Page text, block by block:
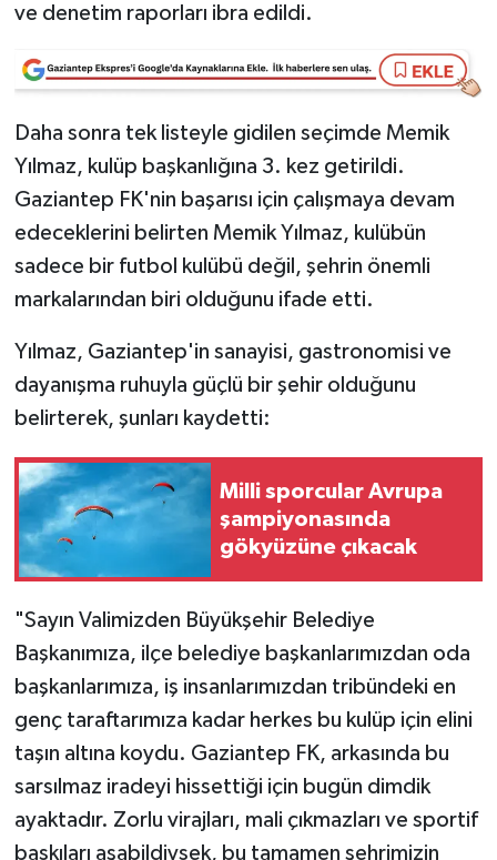
ve denetim raporları ibra edildi.
Daha sonra tek listeyle gidilen seçimde Memik
Yılmaz, kulüp başkanlığına 3. kez getirildi.
Gaziantep FK'nin başarısı için çalışmaya devam
edeceklerini belirten Memik Yılmaz, kulübün
sadece bir futbol kulübü değil, şehrin önemli
markalarından biri olduğunu ifade etti.
Yılmaz, Gaziantep'in sanayisi, gastronomisi ve
dayanışma ruhuyla güçlü bir şehir olduğunu
belirterek, şunları kaydetti:
Milli sporcular Avrupa
şampiyonasında
gökyüzüne çıkacak
"Sayın Valimizden Büyükşehir Belediye
Başkanımıza, ilçe belediye başkanlarımızdan oda
başkanlarımıza, iş insanlarımızdan tribündeki en
genç taraftarımıza kadar herkes bu kulüp için elini
taşın altına koydu. Gaziantep FK, arkasında bu
sarsılmaz iradeyi hissettiği için bugün dimdik
ayaktadır. Zorlu virajları, mali çıkmazları ve sportif
baskıları aşabildiysek, bu tamamen şehrimizin
Türkiye
Video Haber
Yaşam
Yeme-İçme
Yemek